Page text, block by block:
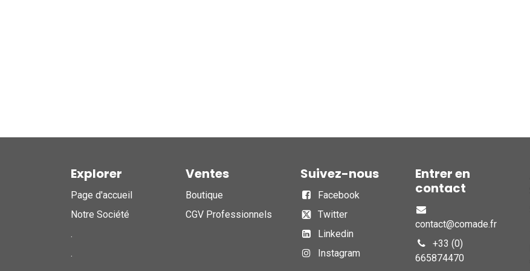
Explorer
Page d'accueil
Notre Société
.
.
Ventes
Boutique
CGV Professionnels
Suivez-nous
Facebook
Twitter
Linkedin
Instagram
Entrer en
contact
contact@comade.fr
+33 (0)
665874470